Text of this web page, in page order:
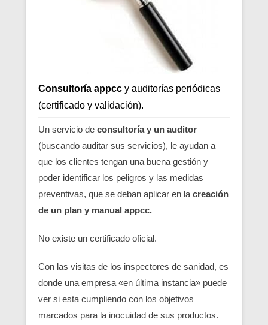
Consultoría appcc y auditorías periódicas
(certificado y validación).
Un servicio de consultoría y un auditor
(buscando auditar sus servicios), le ayudan a
que los clientes tengan una buena gestión y
poder identificar los peligros y las medidas
preventivas, que se deban aplicar en la creación
de un plan y manual appcc.
No existe un certificado oficial.
Con las visitas de los inspectores de sanidad, es
donde una empresa «en última instancia» puede
ver si esta cumpliendo con los objetivos
marcados para la inocuidad de sus productos.